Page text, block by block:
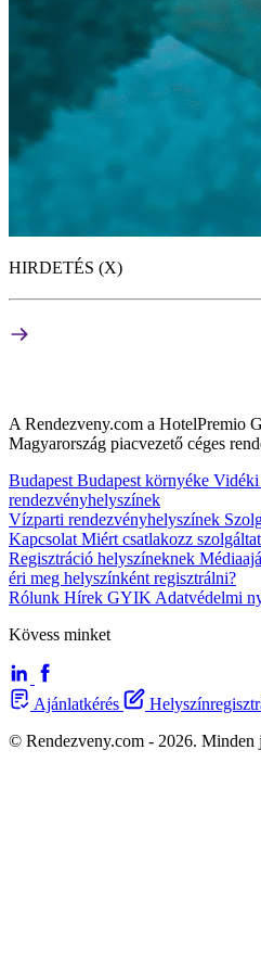
HIRDETÉS (X)
A Rendezveny.com a HotelPremio
Magyarország piacvezető céges
Budapest Budapest környéke Vidéki
rendezvényhelyszínek
Vízparti rendezvényhelyszínek
Kapcsolat Miért csatlakozz
Regisztráció helyszíneknek
éri meg helyszínként regisztrálni?
Rólunk Hírek GYIK Adatvédelmi
Kövess minket
Ajánlatkérés
© Rendezveny.com - 2026. Minden